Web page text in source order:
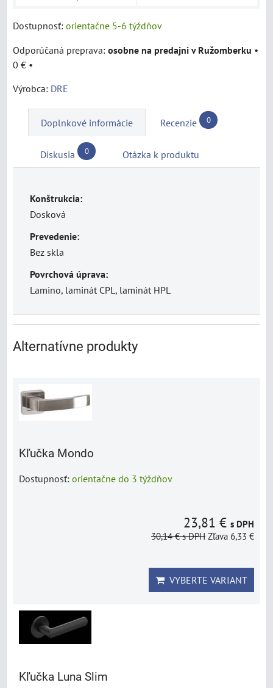
Dostupnosť: orientačne 5-6 týždňov
osobne na predajni v Ružomberku •
0 € •
Výrobca: DRE
Doplnkové informácie Recenzie 0
Diskusia 0 Otázka k produktu
Konštrukcia:
Dosková
Prevedenie:
Bez skla
Povrchová úprava:
Lamino, laminát CPL, laminát HPL
Alternatívne produkty
Kľučka Mondo
Dostupnosť: orientačne do 3 týždňov
23,81 € s DPH
30,14 €s DPH Zľava 6,33 €
VYBERTE VARIANT
Kľučka Luna Slim